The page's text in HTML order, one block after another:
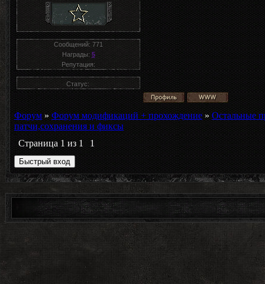
Сообщений: 771
Награды: 5
Репутация:
Статус:
Форум » Форум модификаций + прохождение » Остальные
патчи,сохранения и фиксы
Страница 1 из 1 1